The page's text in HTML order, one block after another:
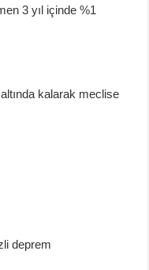
3 yıl içinde %1
kalarak meclise
deprem